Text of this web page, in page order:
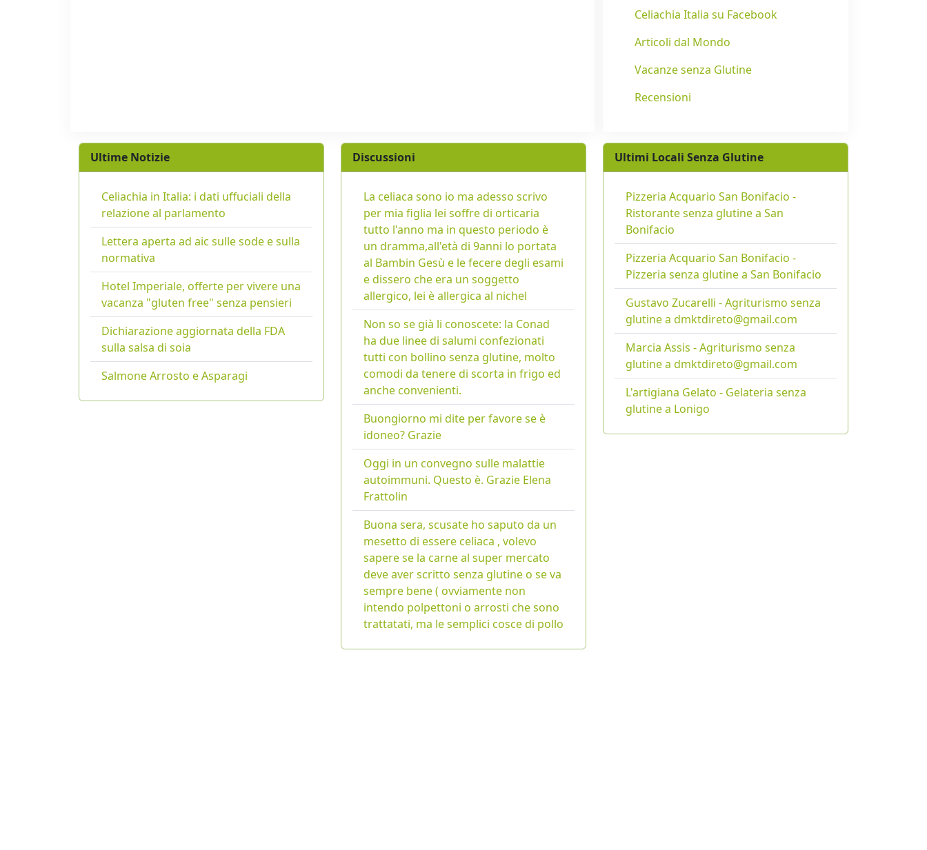
Celiachia Italia su Facebook
Articoli dal Mondo
Vacanze senza Glutine
Recensioni
Ultime Notizie
Celiachia in Italia: i dati uffuciali della
relazione al parlamento
Lettera aperta ad aic sulle sode e sulla
normativa
Hotel Imperiale, offerte per vivere una
vacanza "gluten free" senza pensieri
Dichiarazione aggiornata della FDA
sulla salsa di soia
Salmone Arrosto e Asparagi
Discussioni
La celiaca sono io ma adesso scrivo
per mia figlia lei soffre di orticaria
tutto l'anno ma in questo periodo è
un dramma,all'età di 9anni lo portata
al Bambin Gesù e le fecere degli esami
e dissero che era un soggetto
allergico, lei è allergica al nichel
Non so se già li conoscete: la Conad
ha due linee di salumi confezionati
tutti con bollino senza glutine, molto
comodi da tenere di scorta in frigo ed
anche convenienti.
Buongiorno mi dite per favore se è
idoneo? Grazie
Oggi in un convegno sulle malattie
autoimmuni. Questo è. Grazie Elena
Frattolin
Buona sera, scusate ho saputo da un
mesetto di essere celiaca , volevo
sapere se la carne al super mercato
deve aver scritto senza glutine o se va
sempre bene ( ovviamente non
intendo polpettoni o arrosti che sono
trattatati, ma le semplici cosce di pollo
Ultimi Locali Senza Glutine
Pizzeria Acquario San Bonifacio -
Ristorante senza glutine a San
Bonifacio
Pizzeria Acquario San Bonifacio -
Pizzeria senza glutine a San Bonifacio
Gustavo Zucarelli - Agriturismo senza
glutine a dmktdireto@gmail.com
Marcia Assis - Agriturismo senza
glutine a dmktdireto@gmail.com
L'artigiana Gelato - Gelateria senza
glutine a Lonigo